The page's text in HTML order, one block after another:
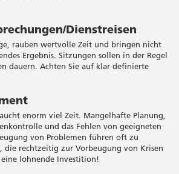
Dienstreisen
rauben wertvolle Zeit und bringen nicht
Ergebnis. Sitzungen sollen in der Regel
dauern. Achten Sie auf klar definierte
enorm viel Zeit. Mangelhafte Planung,
und das Fehlen von geeigneten
von Problemen führen oft zu
die rechtzeitig zur Vorbeugung von Krisen
lohnende Investition!